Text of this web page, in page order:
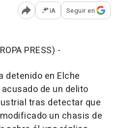
Abrir opciones para
IA Seguir en
PRESS) -
detenido en Elche
de un delito
tras detectar que
un chasis de